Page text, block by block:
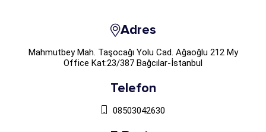
Adres
Mahmutbey Mah. Taşocağı Yolu Cad. Ağaoğlu 212 My
Office Kat:23/387 Bağcılar-İstanbul
Telefon
08503042630